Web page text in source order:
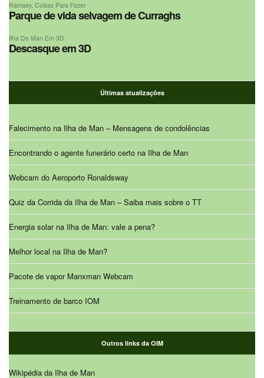
Ramsey, Coisas Para Fazer
Parque de vida selvagem de Curraghs
Ilha De Man Em 3D
Descasque em 3D
Últimas atualizações
Falecimento na Ilha de Man – Mensagens de condolências
Encontrando o agente funerário certo na Ilha de Man
Webcam do Aeroporto Ronaldsway
Quiz da Corrida da Ilha de Man – Saiba mais sobre o TT
Energia solar na Ilha de Man: vale a pena?
Melhor local na Ilha de Man?
Pacote de vapor Manxman Webcam
Treinamento de barco IOM
Outros links da OIM
Wikipédia da Ilha de Man